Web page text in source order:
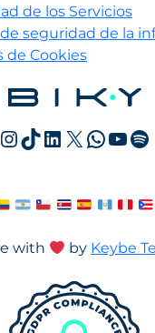
de los Servicios
seguridad de la
de Cookies
Instagram
TikTok
LinkedIn
X
with by Keybe